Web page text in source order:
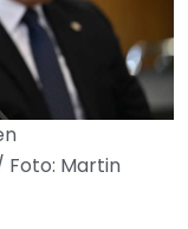
Foto: Martin